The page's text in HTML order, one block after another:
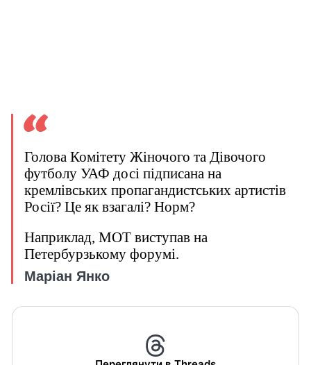
Голова Комітету Жіночого та Дівочого
футболу УАФ досі підписана на
кремлівських пропагандистських артистів
Росії? Це як взагалі? Норм?
Наприклад, MOT виступав на
Петербурзькому форумі.
Маріан Янко